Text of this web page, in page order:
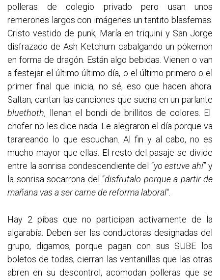
polleras de colegio privado pero usan unos
remerones largos con imágenes un tantito blasfemas.
Cristo vestido de punk, María en triquini y San Jorge
disfrazado de Ash Ketchum cabalgando un pókemon
en forma de dragón. Están algo bebidas. Vienen o van
a festejar el último último día, o el último primero o el
primer final que inicia, no sé, eso que hacen ahora.
Saltan, cantan las canciones que suena en un parlante
bluethoth, llenan el bondi de brillitos de colores. El
chofer no les dice nada. Le alegraron el día porque va
tarareando lo que escuchan. Al fin y al cabo, no es
mucho mayor que ellas. El resto del pasaje se divide
entre la sonrisa condescendiente del “yo estuve ahí” y
la sonrisa socarrona del “disfrutalo porque a partir de
mañana vas a ser carne de reforma laboral“.
Hay 2 pibas que no participan activamente de la
algarabía. Deben ser las conductoras designadas del
grupo, digamos, porque pagan con sus SUBE los
boletos de todas, cierran las ventanillas que las otras
abren en su descontrol, acomodan polleras que se